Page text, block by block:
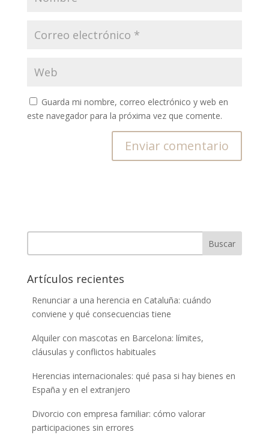
Guarda mi nombre, correo electrónico y web en
este navegador para la próxima vez que comente.
Buscar
Artículos recientes
Renunciar a una herencia en Cataluña: cuándo
conviene y qué consecuencias tiene
Alquiler con mascotas en Barcelona: límites,
cláusulas y conflictos habituales
Herencias internacionales: qué pasa si hay bienes en
España y en el extranjero
Divorcio con empresa familiar: cómo valorar
participaciones sin errores